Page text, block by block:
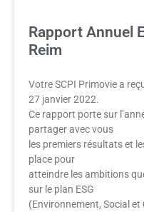
Rapport Annuel
Reim
Votre SCPI Primovie a
27 janvier 2022.
Ce rapport porte sur
partager avec vous
les premiers résultats et
place pour
atteindre les ambitions
sur le plan ESG
(Environnement, Social et